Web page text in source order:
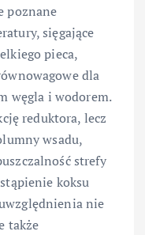
poznane
sięgające
pieca,
dla
węgla i wodorem.
reduktora, lecz
wsadu,
strefy
koksu
nie
także